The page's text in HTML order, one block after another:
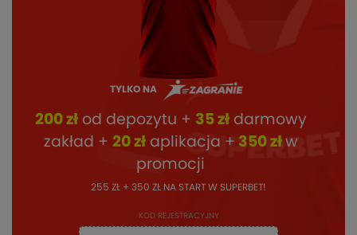
TYLKO NA
200 złod depozytu + 35 złdarmowy
zakład + 20 złaplikacja + 350 zł w
promocji
255 ZŁ + 350 ZŁ NA START W SUPERBET!
KOD REJESTRACYJNY